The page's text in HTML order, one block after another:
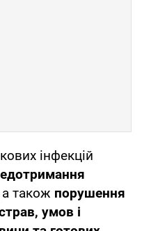
інфекцій
а також порушення
умов і